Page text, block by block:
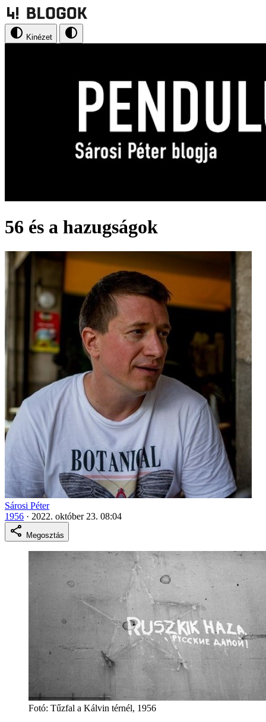
Kinézet
56 és a hazugságok
Sárosi Péter
1956 · 2022. október 23. 08:04
Megosztás
Fotó: Tűzfal a Kálvin térnél, 1956